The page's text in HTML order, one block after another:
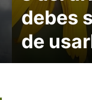
debes
de